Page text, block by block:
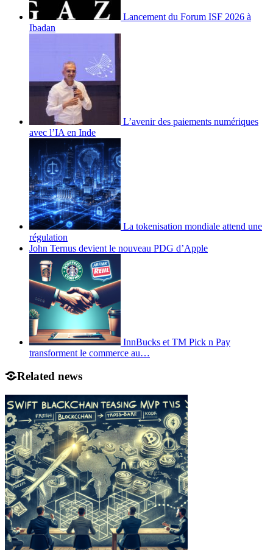
Lancement du Forum ISF 2026 à
Ibadan
L’avenir des paiements numériques
avec l’IA en Inde
La tokenisation mondiale attend une
régulation
John Ternus devient le nouveau PDG d’Apple
InnBucks et TM Pick n Pay
transforment le commerce au…
Related news